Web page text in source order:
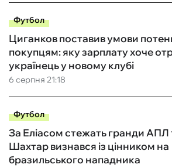
Футбол
6 серпня 21:18
Циганков поставив умови
покупцям: яку зарплату хоче
українець у новому клубі
Футбол
За Еліасом стежать гранди АПЛ
Шахтар визнався із цінником на
бразильського нападника